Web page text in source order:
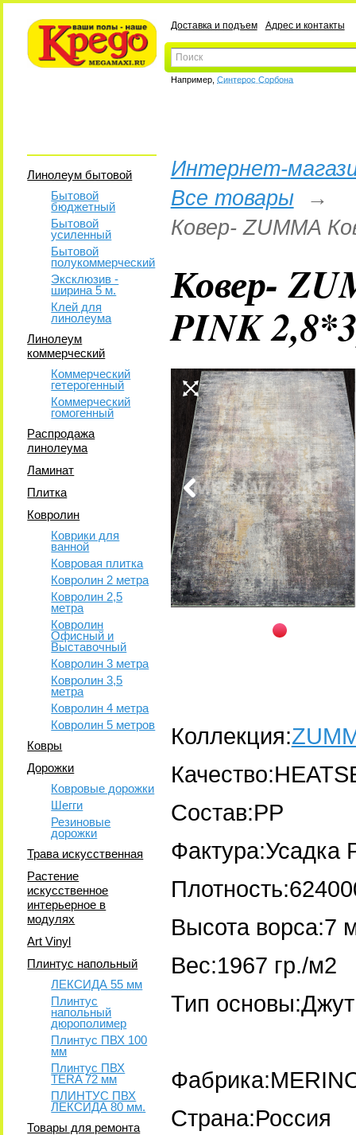
Доставка и подъем Адрес и контакты
Например, Синтерос Сорбона
Линолеум бытовой
Бытовой
бюджетный
Бытовой
усиленный
Бытовой
полукоммерческий
Эксклюзив -
ширина 5 м.
Клей для
линолеума
Линолеум
коммерческий
Коммерческий
гетерогенный
Коммерческий
гомогенный
Распродажа
линолеума
Ламинат
Плитка
Ковролин
Коврики для
ванной
Ковровая плитка
Ковролин 2 метра
Ковролин 2,5
метра
Ковролин
Офисный и
Выставочный
Ковролин 3 метра
Ковролин 3,5
метра
Ковролин 4 метра
Ковролин 5 метров
Ковры
Дорожки
Ковровые дорожки
Шегги
Резиновые
дорожки
Трава искусственная
Растение
искусственное
интерьерное в
модулях
Art Vinyl
Плинтус напольный
ЛЕКСИДА 55 мм
Плинтус
напольный
дюрополимер
Плинтус ПВХ 100
мм
Плинтус ПВХ
TERA 72 мм
ПЛИНТУС ПВХ
ЛЕКСИДА 80 мм.
Товары для ремонта
Интернет-
Все товары→
Ковер- ZUMMA
Ковер-
PINK
Коллекция:
Состав:PP
Фактура:Усадка
Высота ворса:7
Вес:1967 гр./м2
Тип основы:Джут
Страна:Россия